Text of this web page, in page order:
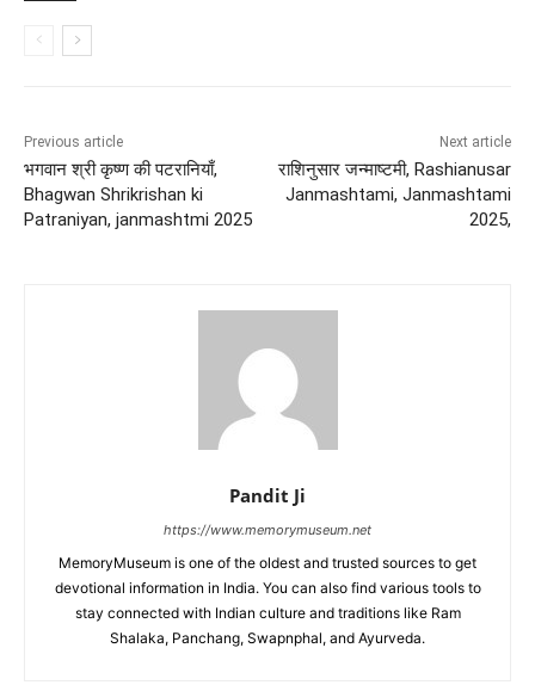
Previous article
भगवान श्री कृष्ण की पटरानियाँ,
Bhagwan Shrikrishan ki
Patraniyan, janmashtmi 2025
Next article
राशिनुसार जन्माष्टमी, Rashianusar
Janmashtami, Janmashtami
2025,
Pandit Ji
https://www.memorymuseum.net
MemoryMuseum is one of the oldest and trusted sources to get
devotional information in India. You can also find various tools to
stay connected with Indian culture and traditions like Ram
Shalaka, Panchang, Swapnphal, and Ayurveda.